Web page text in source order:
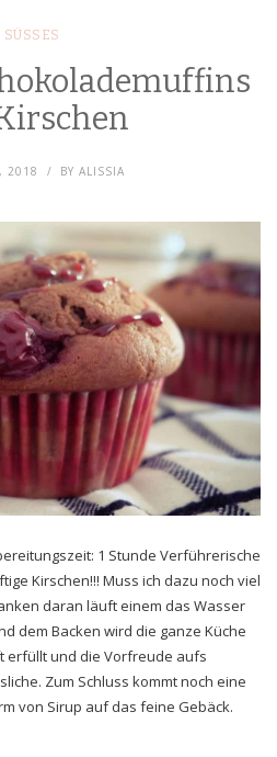
SÜSSES
2018 BY ALISSIA
1 Stunde Verführerische
Kirschen!!! Muss ich dazu noch viel
daran läuft einem das Wasser
dem Backen wird die ganze Küche
erfüllt und die Vorfreude aufs
Zum Schluss kommt noch eine
von Sirup auf das feine Gebäck.